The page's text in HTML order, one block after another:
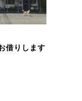
借りします